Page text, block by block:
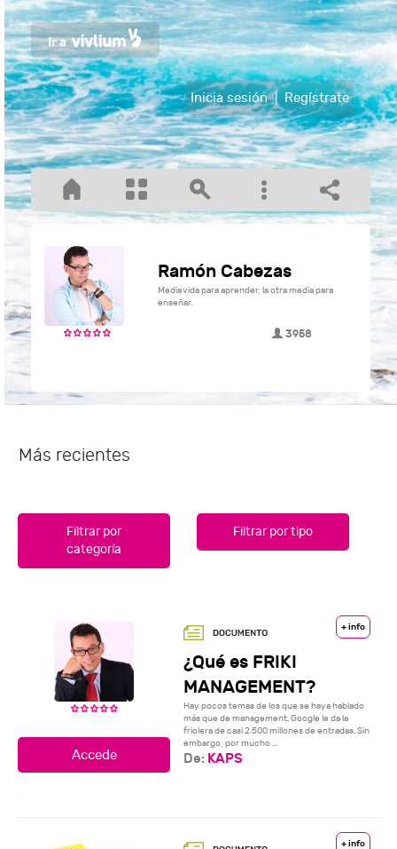
Inicia sesión | Regístrate
Ramón Cabezas
Media vida para aprender, la otra media para
enseñar.
3958
Más recientes
Filtrar por
categoría
Filtrar por tipo
+ info
¿Qué es FRIKI
MANAGEMENT?
Hay pocos temas de los que se haya hablado
más que de management. Google le da la
friolera de casi 2.500 millones de entradas. Sin
embargo, por mucho ...
De: KAPS
+ info